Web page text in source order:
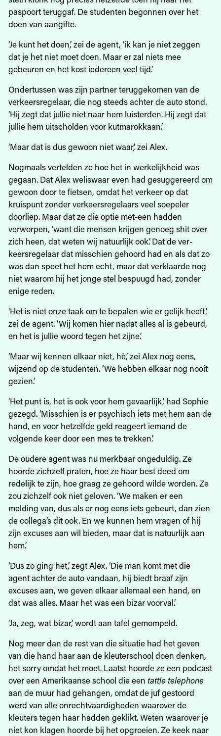
paspoort teruggaf. De studenten begonnen over het
doen van aangifte.
‘Je kunt het doen,’ zei de agent, ‘ik kan je niet zeggen
dat je het niet moet doen. Maar er zal niets mee
gebeuren en het kost iedereen veel tijd.’
Ondertussen was zijn partner teruggekomen van de
verkeersregelaar, die nog steeds achter de auto stond.
‘Hij zegt dat jullie niet naar hem luisterden. Hij zegt dat
jullie hem uitscholden voor kutmarokkaan.’
‘Maar dat is dus gewoon niet waar,’ zei Alex.
Nogmaals vertelden ze hoe het in werkelijkheid was
gegaan. Dat Alex weliswaar even had gesuggereerd om
gewoon door te fietsen, omdat het verkeer op dat
kruispunt zonder verkeersregelaars veel soepeler
doorliep. Maar dat ze die optie met-een hadden
verworpen, ‘want die mensen krijgen genoeg shit over
zich heen, dat weten wij natuurlijk ook’. Dat de ver-
keersregelaar dat misschien gehoord had en als dat zo
was dan speet het hem echt, maar dat verklaarde nog
niet waarom hij het jonge stel bespuugd had, zonder
enige reden.
‘Het is niet onze taak om te bepalen wie er gelijk heeft,’
zei de agent. ‘Wij komen hier nadat alles al is gebeurd,
en het is jullie woord tegen het zijne.’
‘Maar wij kennen elkaar niet, hè,’ zei Alex nog eens,
wijzend op de studenten. ‘We hebben elkaar nog nooit
gezien.’
‘Het punt is, het is ook voor hem gevaarlijk,’ had Sophie
gezegd. ‘Misschien is er psychisch iets met hem aan de
hand, en voor hetzelfde geld reageert iemand de
volgende keer door een mes te trekken.’
De oudere agent was nu merkbaar ongeduldig. Ze
hoorde zichzelf praten, hoe ze haar best deed om
redelijk te zijn, hoe graag ze gehoord wilde worden. Ze
zou zichzelf ook niet geloven. ‘We maken er een
melding van, dus als er nog eens iets gebeurt, dan zien
de collega’s dit ook. En we kunnen hem vragen of hij
zijn excuses aan wil bieden, maar dat is natuurlijk aan
hem.’
‘Dus zo ging het,’ zegt Alex. ‘Die man komt met die
agent achter de auto vandaan, hij biedt braaf zijn
excuses aan, we geven elkaar allemaal een hand, en
dat was alles. Maar het was een bizar voorval.’
‘Ja, zeg, wat bizar,’ wordt aan tafel gemompeld.
Nog meer dan de rest van die situatie had het geven
van die hand haar aan de kleuterschool doen denken,
het sorry omdat het moet. Laatst hoorde ze een podcast
over een Amerikaanse school die een tattle telephone
aan de muur had gehangen, omdat de juf gestoord
werd van alle onrechtvaardigheden waarover de
kleuters tegen haar hadden geklikt. Weten waarover je
niet kon klagen hoorde bij het opgroeien. Ze keek naar